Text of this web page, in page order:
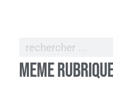
MEME